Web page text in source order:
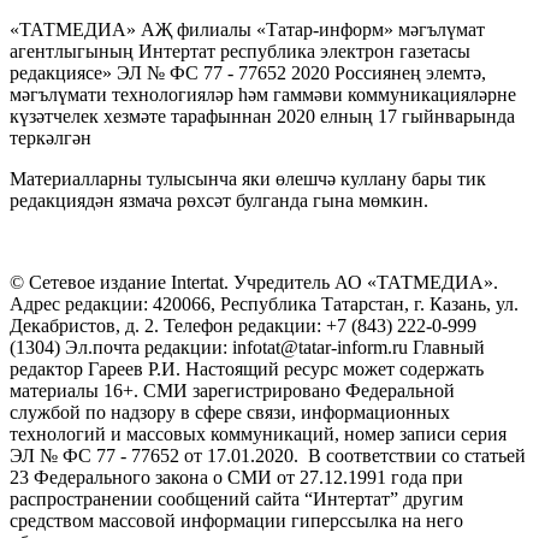
«ТАТМЕДИА» АҖ филиалы «Татар-информ» мәгълүмат
агентлыгының Интертат республика электрон газетасы
редакциясе» ЭЛ № ФС 77 - 77652 2020 Россиянең элемтә,
мәгълүмати технологияләр һәм гаммәви коммуникацияләрне
күзәтчелек хезмәте тарафыннан 2020 елның 17 гыйнварында
теркәлгән
Материалларны тулысынча яки өлешчә куллану бары тик
редакциядән язмача рөхсәт булганда гына мөмкин.
© Сетевое издание Intertat. Учредитель АО «ТАТМЕДИА».
Адрес редакции: 420066, Республика Татарстан, г. Казань, ул.
Декабристов, д. 2. Телефон редакции: +7 (843) 222-0-999
(1304) Эл.почта редакции: infotat@tatar-inform.ru Главный
редактор Гареев Р.И. Настоящий ресурс может содержать
материалы 16+. СМИ зарегистрировано Федеральной
службой по надзору в сфере связи, информационных
технологий и массовых коммуникаций, номер записи серия
ЭЛ № ФС 77 - 77652 от 17.01.2020. В соответствии со статьей
23 Федерального закона о СМИ от 27.12.1991 года при
распространении сообщений сайта “Интертат” другим
средством массовой информации гиперссылка на него